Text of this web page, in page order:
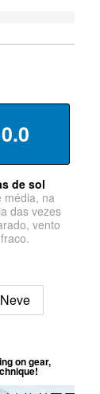
0.0
de sol
média, na
das vezes
vento
fraco.